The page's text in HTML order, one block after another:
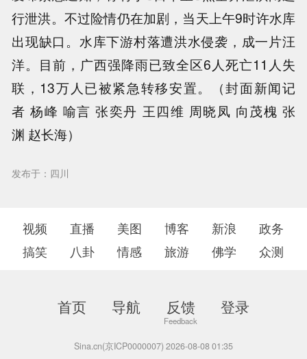
行泄洪。不过险情仍在加剧，当天上午9时许水库
出现缺口。水库下游村落遭洪水侵袭，成一片汪
洋。目前，广西强降雨已致全区6人死亡11人失
联，13万人已被紧急转移安置。（封面新闻记
者 杨峰 喻言 张奕丹 王四维 周晓凤 向茂槐 张
渊 赵长海）
发布于：四川
视频 直播 美图 博客 新浪
政务
搞笑
八卦 情感 旅游 佛学 众测
首页 导航 反馈 登录
Sina.cn(京ICP0000007) 2026-08-08 01:35